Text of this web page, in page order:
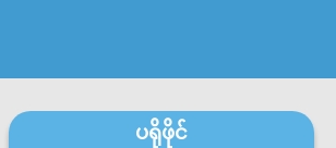
ပရိုဖိုင်